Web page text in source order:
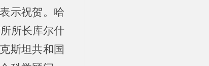
示祝贺。哈
所长库尔什
斯坦共和国